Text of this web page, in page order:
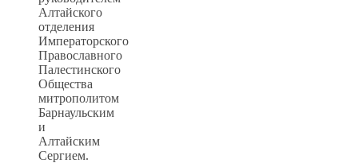
Алтайского
отделения
Императорского
Православного
Палестинского
Общества
митрополитом
Барнаульским
и
Алтайским
Сергием.